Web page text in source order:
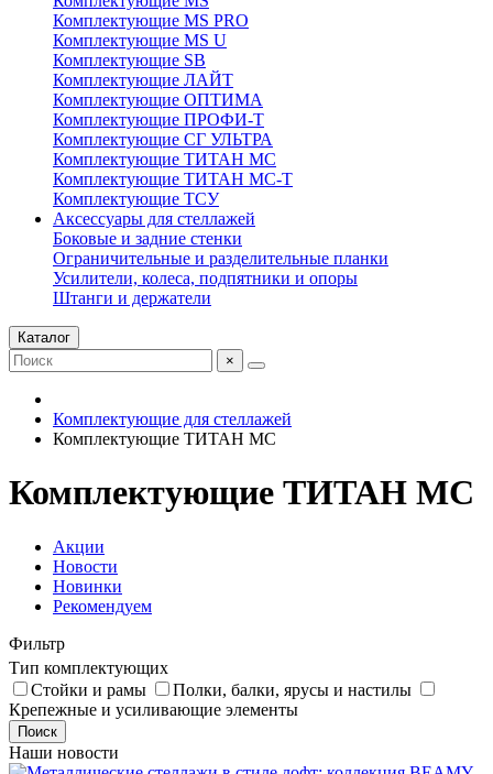
Комплектующие MS PRO
Комплектующие MS U
Комплектующие SB
Комплектующие ЛАЙТ
Комплектующие ОПТИМА
Комплектующие ПРОФИ-Т
Комплектующие СГ УЛЬТРА
Комплектующие ТИТАН МС
Комплектующие ТИТАН МС-Т
Комплектующие ТСУ
Аксессуары для стеллажей
Боковые и задние стенки
Ограничительные и разделительные планки
Усилители, колеса, подпятники и опоры
Штанги и держатели
Каталог
×
Комплектующие для стеллажей
Комплектующие ТИТАН МС
Комплектующие ТИТАН МС
Акции
Новости
Новинки
Рекомендуем
Фильтр
Тип комплектующих
Стойки и рамы
Полки, балки, ярусы и настилы
Крепежные и усиливающие элементы
Поиск
Наши новости